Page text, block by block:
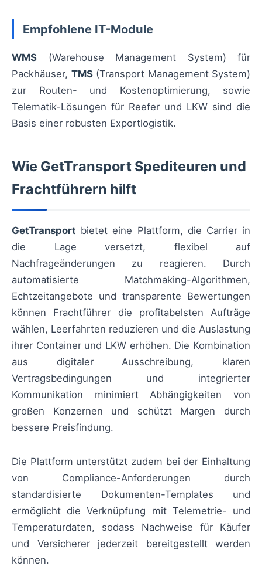
Empfohlene IT-Module
WMS (Warehouse Management System) für
Packhäuser, TMS(Transport Management System)
zur Routen- und Kostenoptimierung, sowie
Telematik-Lösungen für Reefer und LKW sind die
Basis einer robusten Exportlogistik.
Wie GetTransport Spediteuren und
Frachtführern hilft
GetTransport bietet eine Plattform, die Carrier in
die Lage versetzt, flexibel auf
Nachfrageänderungen zu reagieren. Durch
automatisierte Matchmaking-Algorithmen,
Echtzeitangebote und transparente Bewertungen
können Frachtführer die profitabelsten Aufträge
wählen, Leerfahrten reduzieren und die Auslastung
ihrer Container und LKW erhöhen. Die Kombination
aus digitaler Ausschreibung, klaren
Vertragsbedingungen und integrierter
Kommunikation minimiert Abhängigkeiten von
großen Konzernen und schützt Margen durch
bessere Preisfindung.
Die Plattform unterstützt zudem bei der Einhaltung
von Compliance-Anforderungen durch
standardisierte Dokumenten-Templates und
ermöglicht die Verknüpfung mit Telemetrie- und
Temperaturdaten, sodass Nachweise für Käufer
und Versicherer jederzeit bereitgestellt werden
können.